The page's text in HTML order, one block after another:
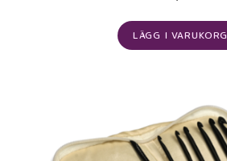
LÄGG I VARUKORG